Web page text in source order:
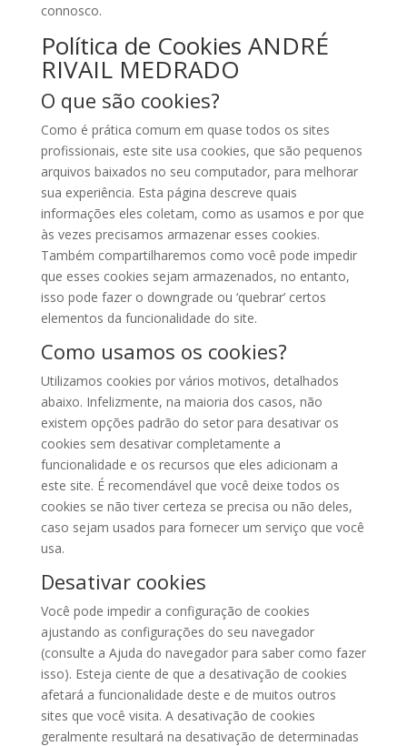
connosco.
Política de Cookies ANDRÉ
RIVAIL MEDRADO
O que são cookies?
Como é prática comum em quase todos os sites
profissionais, este site usa cookies, que são pequenos
arquivos baixados no seu computador, para melhorar
sua experiência. Esta página descreve quais
informações eles coletam, como as usamos e por que
às vezes precisamos armazenar esses cookies.
Também compartilharemos como você pode impedir
que esses cookies sejam armazenados, no entanto,
isso pode fazer o downgrade ou ‘quebrar’ certos
elementos da funcionalidade do site.
Como usamos os cookies?
Utilizamos cookies por vários motivos, detalhados
abaixo. Infelizmente, na maioria dos casos, não
existem opções padrão do setor para desativar os
cookies sem desativar completamente a
funcionalidade e os recursos que eles adicionam a
este site. É recomendável que você deixe todos os
cookies se não tiver certeza se precisa ou não deles,
caso sejam usados ​​para fornecer um serviço que você
usa.
Desativar cookies
Você pode impedir a configuração de cookies
ajustando as configurações do seu navegador
(consulte a Ajuda do navegador para saber como fazer
isso). Esteja ciente de que a desativação de cookies
afetará a funcionalidade deste e de muitos outros
sites que você visita. A desativação de cookies
geralmente resultará na desativação de determinadas